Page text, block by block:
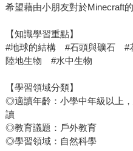
希望藉由小朋友對於Minecraft
【知識學習重點】
#地球的結構 #石頭與礦石
陸地生物 #水中生物
【學習領域分類】
◎適讀年齡：小學中年級以上
讀
◎教育議題：戶外教育
◎學習領域：自然科學